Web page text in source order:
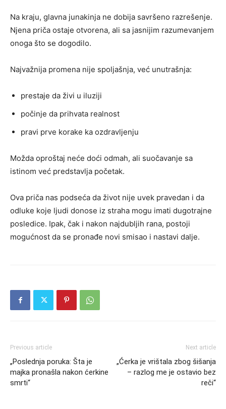
Na kraju, glavna junakinja ne dobija savršeno razrešenje.
Njena priča ostaje otvorena, ali sa jasnijim razumevanjem
onoga što se dogodilo.
Najvažnija promena nije spoljašnja, već unutrašnja:
prestaje da živi u iluziji
počinje da prihvata realnost
pravi prve korake ka ozdravljenju
Možda oproštaj neće doći odmah, ali suočavanje sa
istinom već predstavlja početak.
Ova priča nas podseća da život nije uvek pravedan i da
odluke koje ljudi donose iz straha mogu imati dugotrajne
posledice. Ipak, čak i nakon najdubljih rana, postoji
mogućnost da se pronađe novi smisao i nastavi dalje.
Previous article
„Poslednja poruka: Šta je
majka pronašla nakon ćerkine
smrti“
Next article
„Ćerka je vrištala zbog šišanja
– razlog me je ostavio bez
reči“